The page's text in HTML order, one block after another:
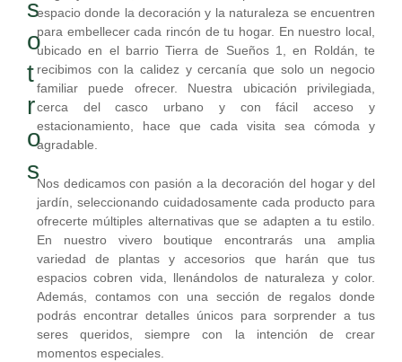
s
o
t
r
o
s
espacio donde la decoración y la naturaleza se encuentren
para embellecer cada rincón de tu hogar. En nuestro local,
ubicado en el barrio Tierra de Sueños 1, en Roldán, te
recibimos con la calidez y cercanía que solo un negocio
familiar puede ofrecer. Nuestra ubicación privilegiada,
cerca del casco urbano y con fácil acceso y
estacionamiento, hace que cada visita sea cómoda y
agradable.
Nos dedicamos con pasión a la decoración del hogar y del
jardín, seleccionando cuidadosamente cada producto para
ofrecerte múltiples alternativas que se adapten a tu estilo.
En nuestro vivero boutique encontrarás una amplia
variedad de plantas y accesorios que harán que tus
espacios cobren vida, llenándolos de naturaleza y color.
Además, contamos con una sección de regalos donde
podrás encontrar detalles únicos para sorprender a tus
seres queridos, siempre con la intención de crear
momentos especiales.